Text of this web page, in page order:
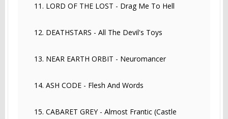
11. LORD OF THE LOST - Drag Me To Hell
12. DEATHSTARS - All The Devil's Toys
13. NEAR EARTH ORBIT - Neuromancer
14. ASH CODE - Flesh And Words
15. CABARET GREY - Almost Frantic (Castle